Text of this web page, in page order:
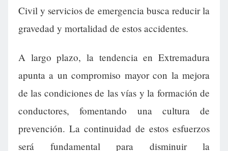
Civil y servicios de emergencia busca reducir la
gravedad y mortalidad de estos accidentes.
A largo plazo, la tendencia en Extremadura
apunta a un compromiso mayor con la mejora
de las condiciones de las vías y la formación de
conductores, fomentando una cultura de
prevención. La continuidad de estos esfuerzos
será fundamental para disminuir la